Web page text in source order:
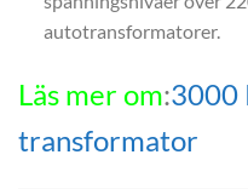
autotransformatorer.
Läs mer om:3000
transformator